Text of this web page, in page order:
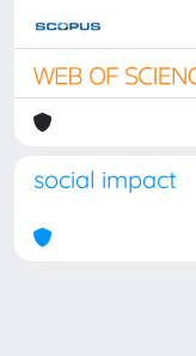
social impact